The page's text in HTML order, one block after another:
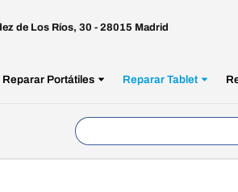
de Los Ríos, 30 - 28015 Madrid
Reparar Portátiles Reparar Tablet